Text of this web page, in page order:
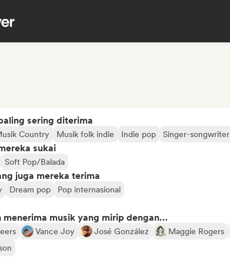
sering diterima
Country Musik folk indie Indie pop Singer-songwriter
sukai
Soft Pop/Balada
juga mereka terima
Dream pop Pop internasional
menerima musik yang mirip dengan…
Vance Joy José González Maggie Rogers